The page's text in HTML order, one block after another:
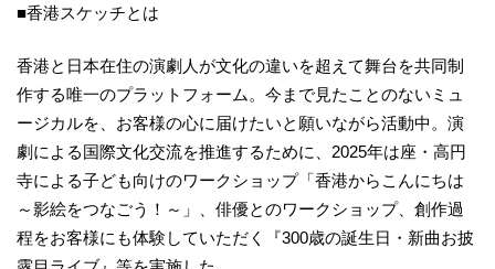
■香港スケッチとは
香港と日本在住の演劇人が文化の違いを超えて舞台を共同制
作する唯一のプラットフォーム。今まで見たことのないミュ
ージカルを、お客様の心に届けたいと願いながら活動中。演
劇による国際文化交流を推進するために、2025年は座・高円
寺による​子ども向けのワークショップ「香港からこんにちは
～影絵をつなごう！～」、俳優とのワークショップ、創作過
程をお客様にも体験していただく『300歳の誕生日・新曲お披